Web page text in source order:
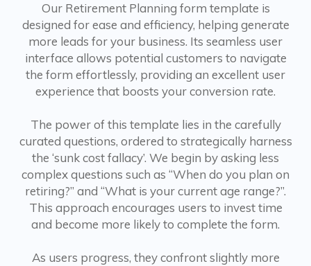
Our Retirement Planning form template is
designed for ease and efficiency, helping generate
more leads for your business. Its seamless user
interface allows potential customers to navigate
the form effortlessly, providing an excellent user
experience that boosts your conversion rate.
The power of this template lies in the carefully
curated questions, ordered to strategically harness
the ‘sunk cost fallacy’. We begin by asking less
complex questions such as “When do you plan on
retiring?” and “What is your current age range?”.
This approach encourages users to invest time
and become more likely to complete the form.
As users progress, they confront slightly more